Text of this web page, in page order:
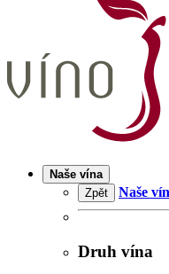
Naše vína
Zpět
Naše
Druh vína